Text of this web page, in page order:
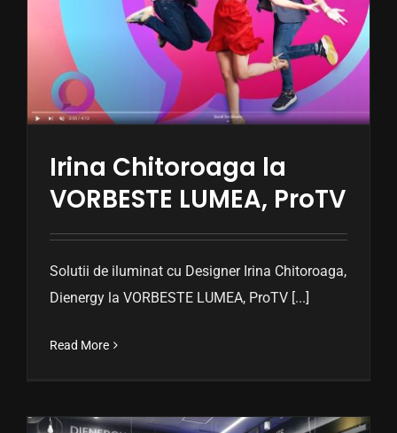
CONTACT
Irina Chitoroaga la
VORBESTE LUMEA, ProTV
Solutii de iluminat cu Designer Irina Chitoroaga,
Dienergy la VORBESTE LUMEA, ProTV [...]
Read More